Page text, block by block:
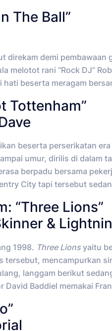
The Ball”
direkam demi
melotot rani “Rock DJ”
beserta meragam
Tottenham”
beserta perserikatan
umur, dirilis di dalam
berpadu bersama
City tapi tersebut
“Three Lions”
&
1998. Three Lions yaitu
tersebut, mencampurkan
langgam berikut
Baddiel memakai